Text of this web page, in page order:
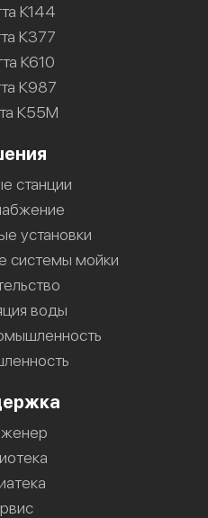
К144
К377
К610
К987
К55М
станции
установки
системы мойки
воды